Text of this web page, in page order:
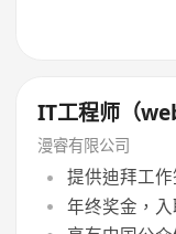
IT工程师（
漫睿有限公司
提供迪拜工
年终奖金，